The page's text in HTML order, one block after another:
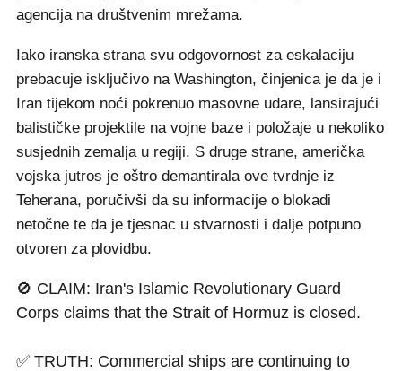
agencija na društvenim mrežama.
Iako iranska strana svu odgovornost za eskalaciju
prebacuje isključivo na Washington, činjenica je da je i
Iran tijekom noći pokrenuo masovne udare, lansirajući
balističke projektile na vojne baze i položaje u nekoliko
susjednih zemalja u regiji. S druge strane, američka
vojska jutros je oštro demantirala ove tvrdnje iz
Teherana, poručivši da su informacije o blokadi
netočne te da je tjesnac u stvarnosti i dalje potpuno
otvoren za plovidbu.
🚫 CLAIM: Iran's Islamic Revolutionary Guard
Corps claims that the Strait of Hormuz is closed.
✅ TRUTH: Commercial ships are continuing to